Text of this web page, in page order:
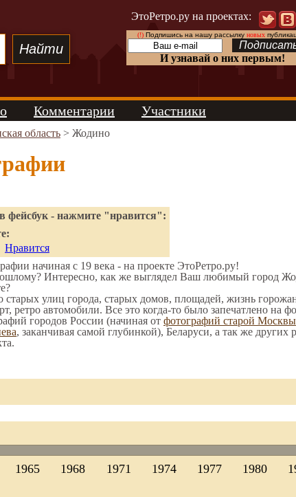
ЭтоРетро.ру на проектах:
(!)Подпишись на нашу рассылку новых
И узнавай о них первым!
Комментарии Участники
область > Жодино
фейсбук - нажмите "нравится":
Нравится
начиная с 19 века - на проекте ЭтоРетро.ру!
Интересно, как же выглядел Ваш любимый город
старых улиц города, старых домов, площадей, жизнь
ретро автомобили. Все это когда-то было запечатлено на
городов России (начиная от фотографий старой Москвы
, заканчивая самой глубинкой), Беларуси, а так же других
1965 1968 1971 1974 1977 1980